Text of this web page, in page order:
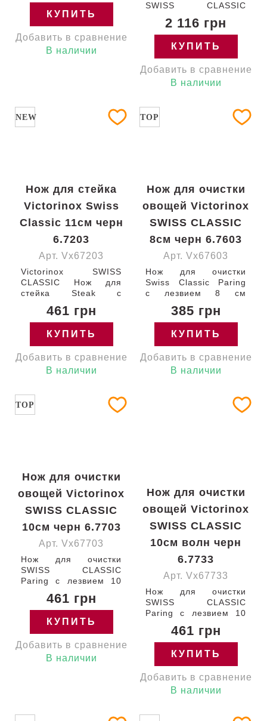
(рифленое) / с
красной ручкой (в
блистере) 250-17-G
Швейцария
6.8521.17C1B
КУПИТЬ
Добавить в сравнение
В наличии
SWISS CLASSIC
лезвием 16 см
(гибкое, гладкое) и
черной ручкой
(блистер)
6.8713.16B Victorinox
2 116 грн
КУПИТЬ
Добавить в сравнение
В наличии
NEW
Нож для стейка
Victorinox Swiss
Classic 11см черн
6.7203
Арт. Vx67203
Victorinox SWISS
CLASSIC Нож для
стейка Steak с
гладкое / с черной
ручкой (BP) 120-11
Швейцария 6.7203
Гарантия:
пожизненная
461 грн
КУПИТЬ
Добавить в сравнение
В наличии
TOP
Нож для очистки
овощей Victorinox
SWISS CLASSIC
8см черн 6.7603
Арт. Vx67603
Нож для очистки
Swiss Classic Paring
с лезвием 8 см
ручкой
Victorinox 6.7603
Швейцария
385 грн
КУПИТЬ
Добавить в сравнение
В наличии
TOP
Нож для очистки
овощей Victorinox
SWISS CLASSIC
10см черн 6.7703
Арт. Vx67703
Нож для очистки
SWISS CLASSIC
Paring с лезвием 10
ручкой Victorinox
6.7703 Швейцария
461 грн
КУПИТЬ
Добавить в сравнение
В наличии
Нож для очистки
овощей Victorinox
SWISS CLASSIC
10см волн черн
6.7733
Арт. Vx67733
Нож для очистки
SWISS CLASSIC
Paring с лезвием 10
черной ручкой
Victorinox 6.7733
Швейцария
461 грн
КУПИТЬ
Добавить в сравнение
В наличии